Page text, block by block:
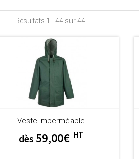
Résultats 1 - 44 sur 44.
Veste imperméable
dès 59,00€ HT